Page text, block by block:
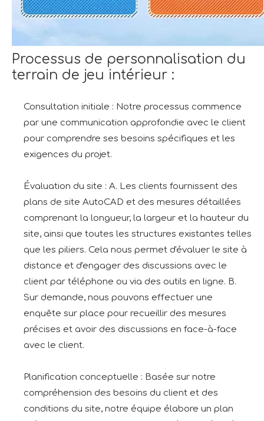
Processus de personnalisation du
terrain de jeu intérieur :
Consultation initiale : Notre processus commence
par une communication approfondie avec le client
pour comprendre ses besoins spécifiques et les
exigences du projet.
Évaluation du site : A. Les clients fournissent des
plans de site AutoCAD et des mesures détaillées
comprenant la longueur, la largeur et la hauteur du
site, ainsi que toutes les structures existantes telles
que les piliers. Cela nous permet d'évaluer le site à
distance et d'engager des discussions avec le
client par téléphone ou via des outils en ligne. B.
Sur demande, nous pouvons effectuer une
enquête sur place pour recueillir des mesures
précises et avoir des discussions en face-à-face
avec le client.
Planification conceptuelle : Basée sur notre
compréhension des besoins du client et des
conditions du site, notre équipe élabore un plan